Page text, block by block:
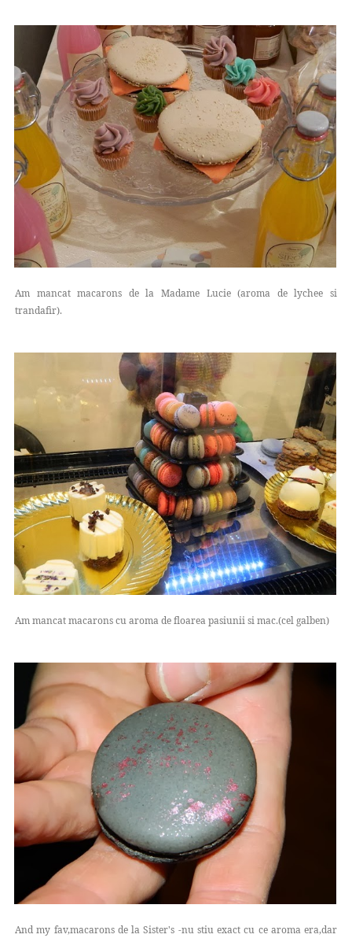
Am mancat macarons de la Madame Lucie (aroma de lychee si
trandafir).
Am mancat macarons cu aroma de floarea pasiunii si mac.(cel galben)
And my fav,macarons de la Sister's -nu stiu exact cu ce aroma era,dar